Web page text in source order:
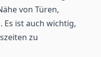
von Türen,
ist auch wichtig,
zu